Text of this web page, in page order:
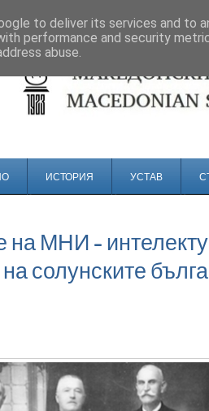
ИСТОРИЯ УСТАВ
на МНИ -
солунските
to deliver its services and to
performance and security
abuse.